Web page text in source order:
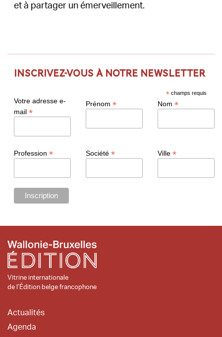
et à partager un émerveillement.
Inscrivez-vous à notre newsletter
*champs requis
Votre adresse e-
mail *
Prénom * Nom *
Profession * Société * Ville *
Vitrine internationale
de l’Édition belge francophone
Actualités
Agenda